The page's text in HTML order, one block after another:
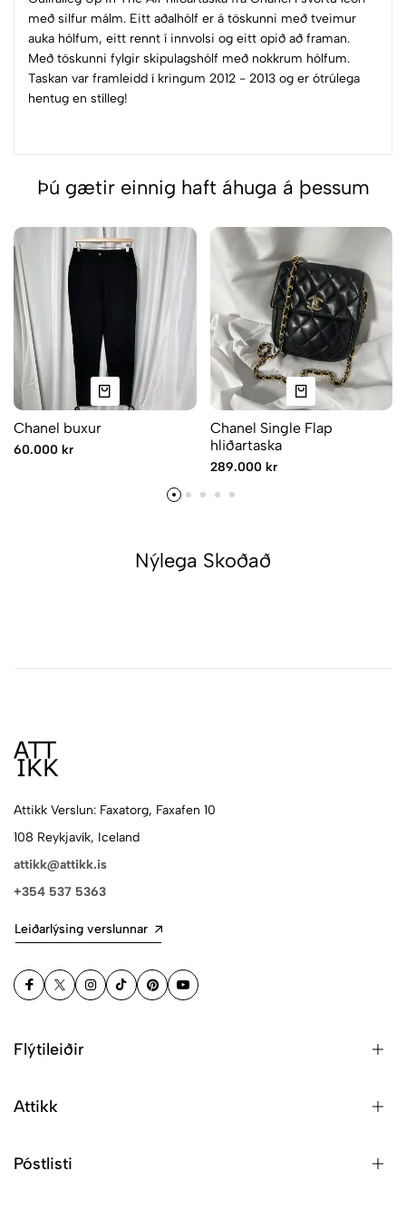
með silfur málm. Eitt aðalhólf er á töskunni með tveimur
auka hólfum, eitt rennt í innvolsi og eitt opið að framan.
Með töskunni fylgir skipulagshólf með nokkrum hólfum.
Taskan var framleidd í kringum 2012 - 2013 og er ótrúlega
hentug en stílleg!
Þú gætir einnig haft áhuga á þessum
Chanel buxur
60.000 kr
Chanel Single Flap
hliðartaska
289.000 kr
Nýlega Skoðað
Attikk Verslun: Faxatorg, Faxafen 10
108 Reykjavík, Iceland
attikk@attikk.is
+354 537 5363
Leiðarlýsing verslunnar
Flýtileiðir
Attikk
Póstlisti